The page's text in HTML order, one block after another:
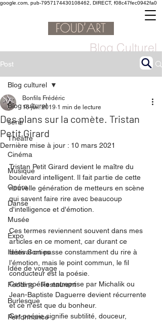
google.com, pub-7957174430108462, DIRECT, f08c47fec0942fa0
Blog Culturel
Post
Blog culturel
serie
Théâtre
Cinéma
Musique
Opéra
Danse
Musée
Expo
Idées Sorties
Idée de voyage
Fooding - Restaurant
Burlesque
Performance
Blog culturel
Des plans sur la comète. Tristan
Petit Girard
Bonfils Frédéric
16 juil. 2019 1 min de lecture
Dernière mise à jour : 10 mars 2021
Tristan Petit Girard devient le maître du
boulevard intelligent. Il fait partie de cette
nouvelle génération de metteurs en scène
qui savent faire rire avec beaucoup
d'intelligence et d'émotion.
Ces termes reviennent souvent dans mes
articles en ce moment, car durant ce
festival on passe constamment du rire à
l’émotion, mais le point commun, le fil
conducteur est la poésie.
Cette poésie entreprise par Michalik ou
Jean-Baptiste Daguerre devient récurrente
et ce n’est que du bonheur.
Car poésie signifie subtilité, douceur,